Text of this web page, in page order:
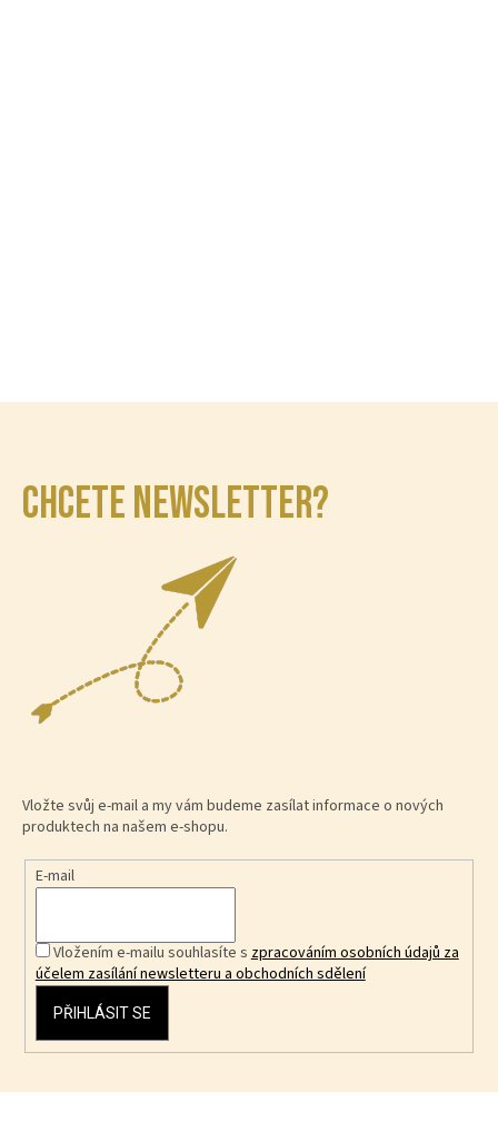
CHCETE NEWSLETTER?
Vložte svůj e-mail a my vám budeme zasílat informace o nových
produktech na našem e-shopu.
E-mail
Vložením e-mailu souhlasíte s zpracováním osobních údajů za
účelem zasílání newsletteru a obchodních sdělení
PŘIHLÁSIT SE